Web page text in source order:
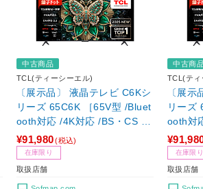
中古商品
TCL(ティーシーエル)
〔展示品〕 液晶テレビ C6Kシ
リーズ 65C6K ［65V型 /Bluet
ooth対応 /4K対応 /BS・CS 4K
チューナー内蔵 /YouTube対
応］
¥91,980(税込)
在庫限り
取扱店舗
中古商
TCL(ティ
〔展
リーズ 65C6K ［65V型 /Bluet
ooth対
チュー
応］
在庫限り
取扱店舗